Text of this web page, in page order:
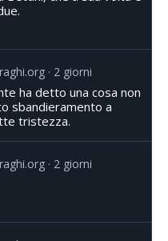
2 giorni
ha detto una cosa non
sbandieramento a
tristezza.
2 giorni